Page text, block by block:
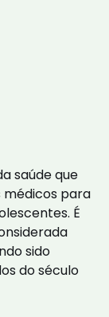
saúde que
médicos para
É
sido
do século